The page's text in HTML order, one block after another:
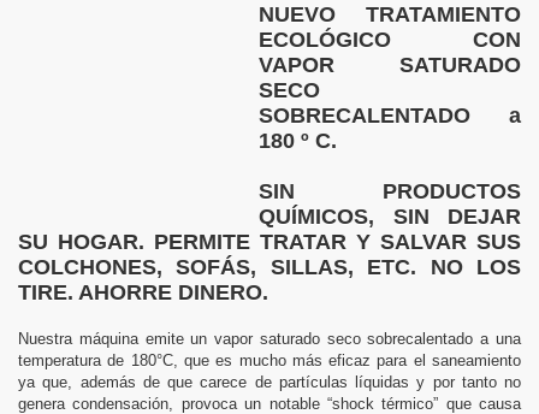
NUEVO TRATAMIENTO
ECOLÓGICO CON
VAPOR SATURADO
SECO
SOBRECALENTADO a
180 º C.
SIN PRODUCTOS
QUÍMICOS, SIN DEJAR
SU HOGAR. PERMITE TRATAR Y SALVAR SUS
COLCHONES, SOFÁS, SILLAS, ETC. NO LOS
TIRE. AHORRE DINERO.
Nuestra máquina emite un vapor saturado seco sobrecalentado a una
temperatura de 180°C, que es mucho más eficaz para el saneamiento
ya que, además de que carece de partículas líquidas y por tanto no
genera condensación, provoca un notable “shock térmico” que causa